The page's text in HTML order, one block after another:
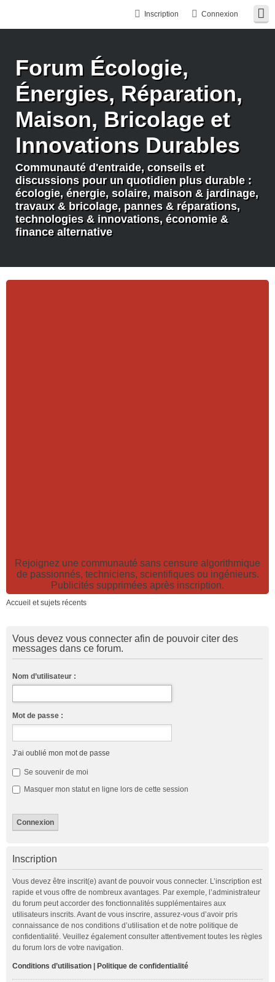
Connexion
Inscription
Forum Écologie,
Énergies, Réparation,
Maison, Bricolage et
Innovations Durables
Communauté d'entraide, conseils et
discussions pour un quotidien plus durable :
écologie, énergie, solaire, maison & jardinage,
travaux & bricolage, pannes & réparations,
technologies & innovations, économie &
finance alternative
Rejoignez une communauté sans censure algorithmique
de passionnés, techniciens, scientifiques ou ingénieurs.
Publicités supprimées après inscription.
Accueil et sujets récents
Vous devez vous connecter afin de pouvoir citer des
messages dans ce forum.
Nom d’utilisateur :
Mot de passe :
J’ai oublié mon mot de passe
Se souvenir de moi
Masquer mon statut en ligne lors de cette session
Inscription
Vous devez être inscrit(e) avant de pouvoir vous connecter. L’inscription est
rapide et vous offre de nombreux avantages. Par exemple, l’administrateur
du forum peut accorder des fonctionnalités supplémentaires aux
utilisateurs inscrits. Avant de vous inscrire, assurez-vous d’avoir pris
connaissance de nos conditions d’utilisation et de notre politique de
confidentialité. Veuillez également consulter attentivement toutes les règles
du forum lors de votre navigation.
Conditions d’utilisation Politique de confidentialité